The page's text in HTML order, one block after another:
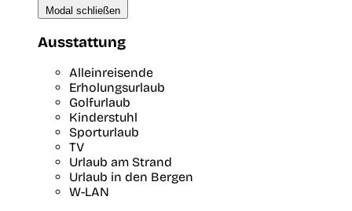
Modal schließen
Ausstattung
Alleinreisende
Erholungsurlaub
Golfurlaub
Kinderstuhl
Sporturlaub
TV
Urlaub am Strand
Urlaub in den Bergen
W-LAN